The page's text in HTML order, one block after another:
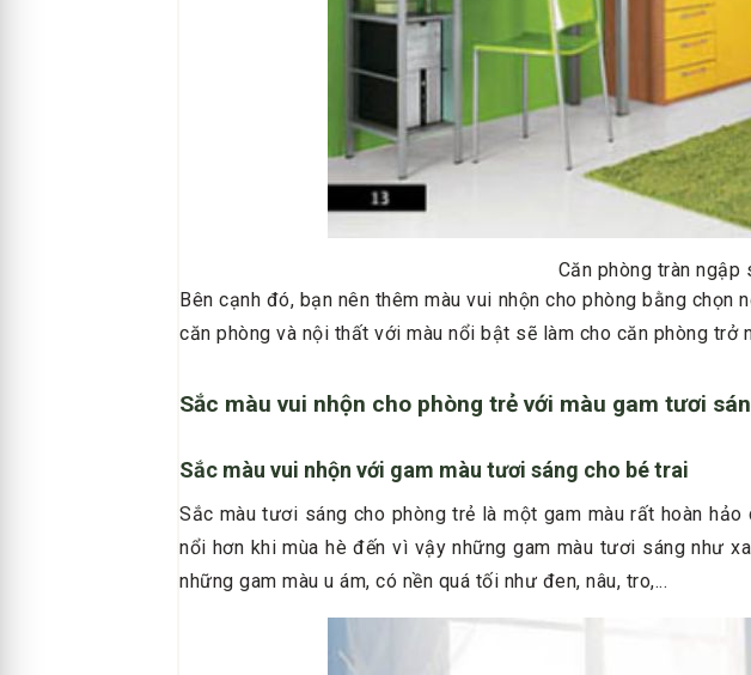
Căn phòng tràn
Bên cạnh đó, bạn nên thêm màu vui nhộn cho phòng bằng
căn phòng và nội thất với màu nổi bật sẽ làm cho căn phòng trở
Sắc màu vui nhộn cho phòng trẻ với màu gam tươi
Sắc màu vui nhộn với gam màu tươi sáng cho bé trai
Sắc màu tươi sáng cho phòng trẻ là một gam màu rất hoàn
nổi hơn khi mùa hè đến vì vậy những gam màu tươi sáng như
những gam màu u ám, có nền quá tối như đen, nâu, tro,...